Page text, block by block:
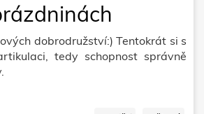
dobrodružství:) Tentokrát si s
tedy schopnost správně